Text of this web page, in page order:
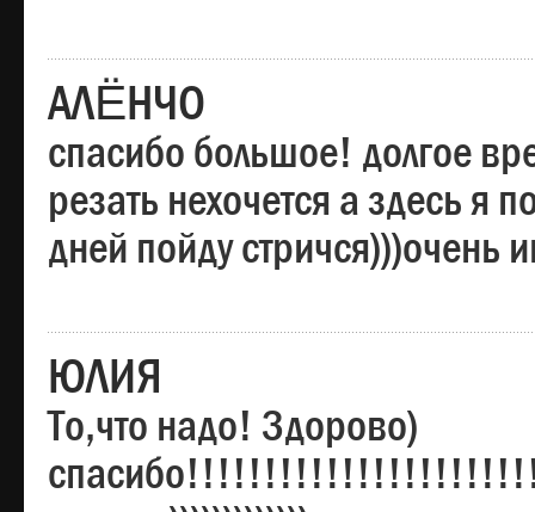
АЛЁНЧО
спасибо большое! долгое
резать нехочется а здесь я
дней пойду стричся)))очень
ЮЛИЯ
То,что надо! Здорово)